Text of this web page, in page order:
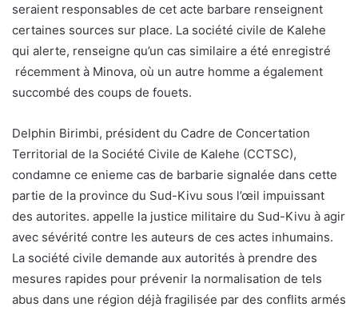
seraient responsables de cet acte barbare renseignent
certaines sources sur place. La société civile de Kalehe
qui alerte, renseigne qu’un cas similaire a été enregistré
récemment à Minova, où un autre homme a également
succombé des coups de fouets.
Delphin Birimbi, président du Cadre de Concertation
Territorial de la Société Civile de Kalehe (CCTSC),
condamne ce enieme cas de barbarie signalée dans cette
partie de la province du Sud-Kivu sous l’œil impuissant
des autorites. appelle la justice militaire du Sud-Kivu à agir
avec sévérité contre les auteurs de ces actes inhumains.
La société civile demande aux autorités à prendre des
mesures rapides pour prévenir la normalisation de tels
abus dans une région déjà fragilisée par des conflits armés